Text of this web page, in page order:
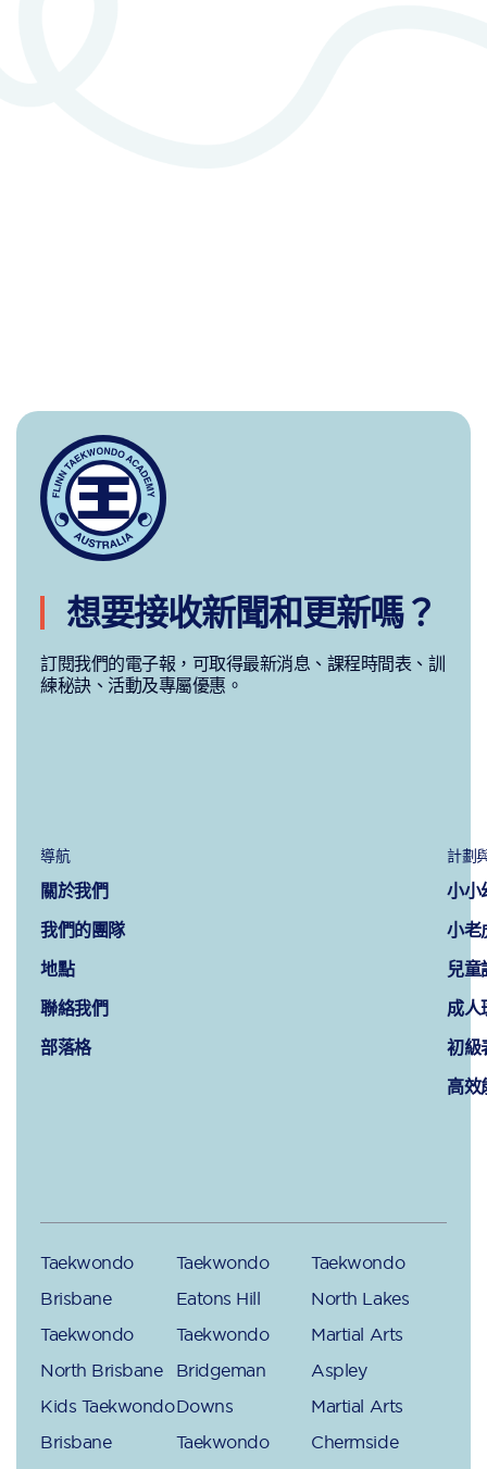
想要接收新聞和更新嗎？
訂閱我們的電子報，可取得最新消息、課程時間表、訓
練秘訣、活動及專屬優惠。
導航
關於我們
我們的團隊
地點
聯絡我們
部落格
計劃
小小
小老
兒童
成人
初級
高效
Taekwondo
Brisbane
Taekwondo
North Brisbane
Kids Taekwondo
Brisbane
Taekwondo
Eatons Hill
Taekwondo
Bridgeman
Downs
Taekwondo
Taekwondo
North Lakes
Martial Arts
Aspley
Martial Arts
Chermside